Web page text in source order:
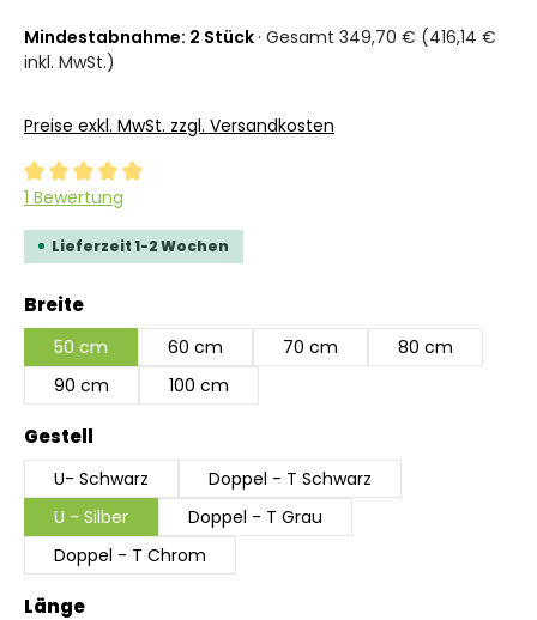
Mindestabnahme: 2 Stück · Gesamt 349,70 € (416,14 €
inkl. MwSt.)
Preise exkl. MwSt. zzgl. Versandkosten
Durchschnittliche Bewertung von 5 von 5 Sternen
1 Bewertung
Lieferzeit 1-2 Wochen
Breiteauswählen
50 cm 60 cm 70 cm
80 cm
90 cm
100 cm
Gestell
U- Schwarz
Doppel - T Schwarz
U - Silber
Doppel - T Grau
Doppel - T Chrom
Längeauswählen